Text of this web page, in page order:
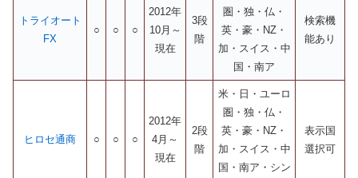
トライオート
FX
○ ○ ○
2012年
10月～
現在
3段
階
圏・独・仏・
英・豪・NZ・
加・スイス・中
国・南ア
検索機
能あり
ヒロセ通商 ○ ○ ○
2012年
4月～
現在
2段
階
米・日・ユーロ
圏・独・仏・
英・豪・NZ・
加・スイス・中
国・南ア・シン
表示国
選択可